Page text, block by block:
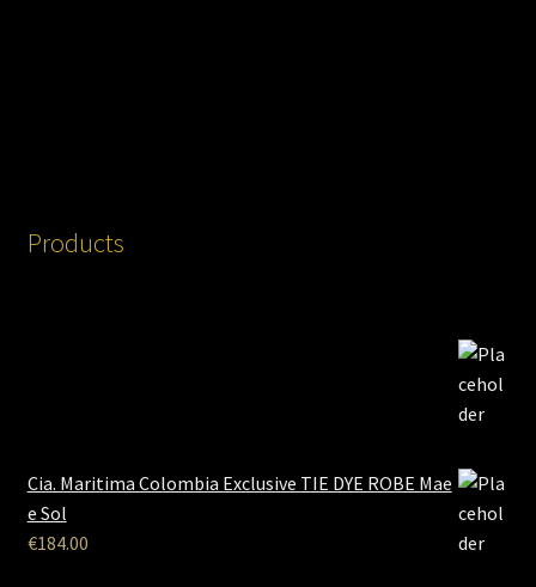
Products
Cia. Maritima Colombia Exclusive TIE DYE ROBE Mae
e Sol
€184.00